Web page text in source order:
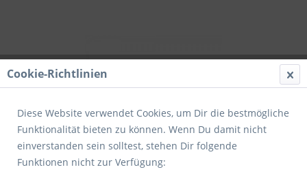
Cookie-Richtlinien
Diese Website verwendet Cookies, um Dir die bestmögliche
Funktionalität bieten zu können. Wenn Du damit nicht
einverstanden sein solltest, stehen Dir folgende
Funktionen nicht zur Verfügung: